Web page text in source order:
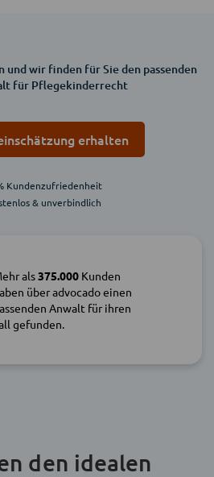
und wir finden für Sie den passenden
für Pflegekinderrecht
erhalten
Kundenzufriedenheit
& unverbindlich
als375.000Kunden
über advocado einen
Anwalt für ihren
gefunden.
den idealen